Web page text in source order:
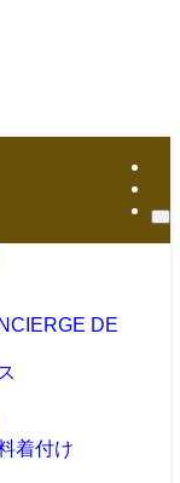
DE
着付け